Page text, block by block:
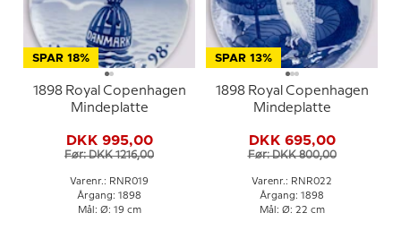
SPAR 18%
1898 Royal Copenhagen
Mindeplatte
DKK 995,00
Før: DKK 1216,00
Varenr.: RNR019
Årgang: 1898
Mål: Ø: 19 cm
SPAR 13%
1898 Royal Copenhagen
Mindeplatte
DKK 695,00
Før: DKK 800,00
Varenr.: RNR022
Årgang: 1898
Mål: Ø: 22 cm